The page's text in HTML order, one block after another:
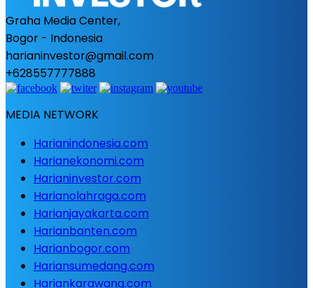
Graha Media Center,
Bogor - Indonesia
harianinvestor@gmail.com
+628557777888
MEDIA NETWORK
Harianindonesia.com
Harianekonomi.com
Harianinvestor.com
Harianolahraga.com
Harianjayakarta.com
Harianbanten.com
Harianbogor.com
Hariansumedang.com
Hariankarawang.com